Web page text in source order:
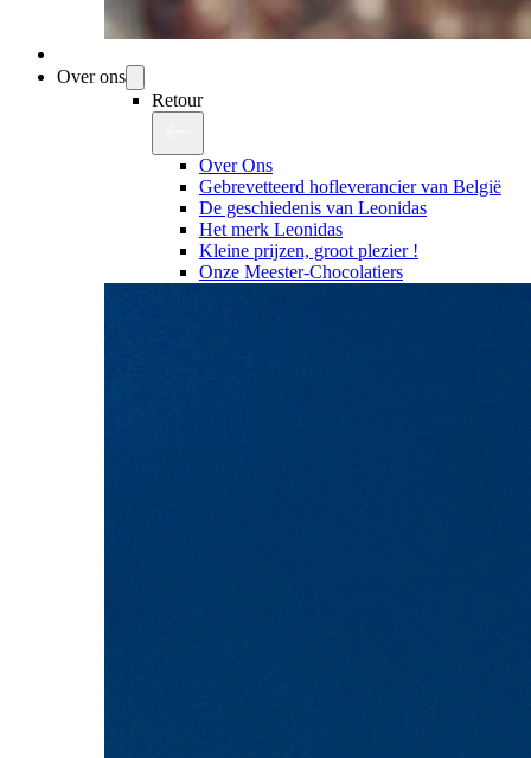
Over ons
Retour
Over Ons
Gebrevetteerd hofleverancier van België
De geschiedenis van Leonidas
Het merk Leonidas
Kleine prijzen, groot plezier !
Onze Meester-Chocolatiers